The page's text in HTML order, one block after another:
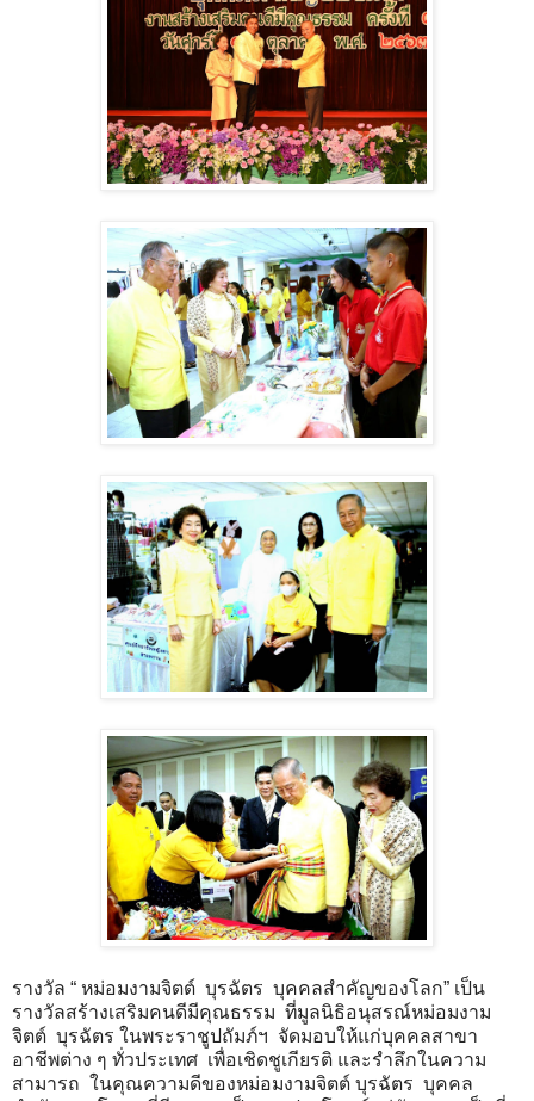
รางวัล “ หม่อมงามจิตต์ บุรฉัตร บุคคลสำคัญของโลก” เป็น
รางวัลสร้างเสริมคนดีมีคุณธรรม ที่มูลนิธิอนุสรณ์หม่อมงาม
จิตต์ บุรฉัตร ในพระราชูปถัมภ์ฯ จัดมอบให้แก่บุคคลสาขา
อาชีพต่าง ๆ ทั่วประเทศ เพื่อเชิดชูเกียรติ และรำลึกในความ
สามารถ ในคุณความดีของหม่อมงามจิตต์ บุรฉัตร บุคคล